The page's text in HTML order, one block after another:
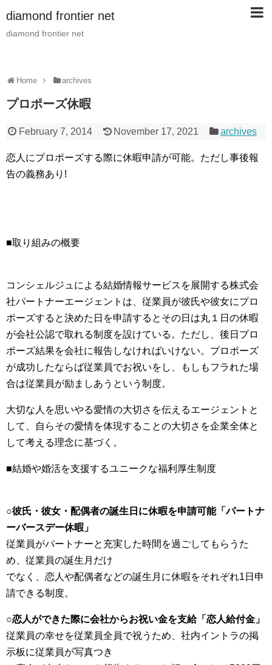
diamond frontier net
diamond frontier net
Home archives
プロポーズ休暇
February 7, 2014 November 17, 2021 archives
恋人にプロポーズする際に休暇申請が可能。ただし事後報
告の義務あり!
■取り組みの概要
コンシェルジュによる結婚情報サービスを展開する株式会
社パートナーエージェントは、従業員が彼氏や彼女にプロ
ポーズすると決めた日を申請するとその日は丸１日の休暇
が会社公認で取れる制度を設けている。ただし、後日プロ
ポーズ結果を会社に報告しなければいけない。プロポーズ
が成功したならば従業員でお祝いをし、もしもフラれた場
合は従業員が励ましあうという制度。
大切な人を思いやる愛情の大切さを伝えるエージェントと
して、自らその愛情を体現することの大切さを企業全体と
して考える理念に基づく。
■結婚や婚活を支援するユニークな福利厚生制度
○彼氏・彼女・配偶者の誕生日に休暇を申請可能「パートナ
ーバースデー休暇」
従業員がパートナーと充実した時間を過ごしてもらうた
め、従業員の誕生月だけ
でなく、恋人や配偶者などの誕生月に休暇をそれぞれ1日申
請できる制度。
○恋人ができた際に会社からお祝い金を支給「恋人給付金」
従業員の幸せを従業員全員で祝うため、社内イントラの掲
示板に従業員が写真つき